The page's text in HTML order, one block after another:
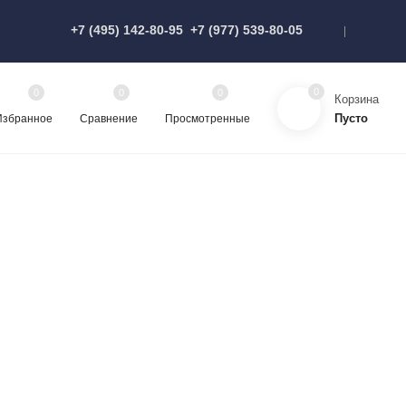
+7 (495) 142-80-95 +7 (977) 539-80-05
0
Сравнение
0
Просмотренные
0 0
Корзина
Пусто